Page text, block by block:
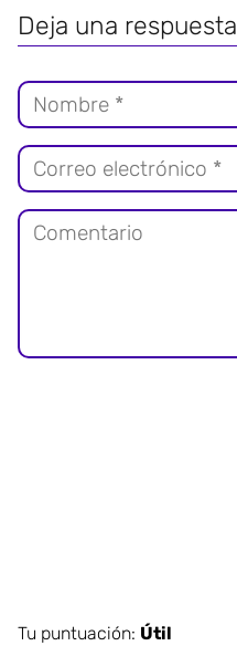
Deja una respuesta
Tu puntuación: Útil